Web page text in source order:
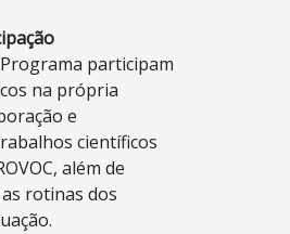
participam
na própria
e
científicos
além de
rotinas dos